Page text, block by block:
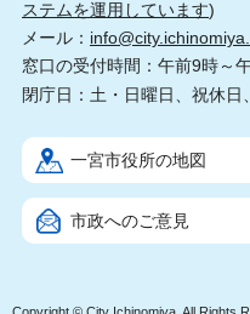
ステムを運用しています)
メール：
窓口の受付時間：午前9時～
閉庁日：土・日曜日、祝休日
一宮市役所の地図
市政へのご意見